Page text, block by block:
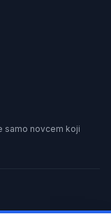
samo novcem koji